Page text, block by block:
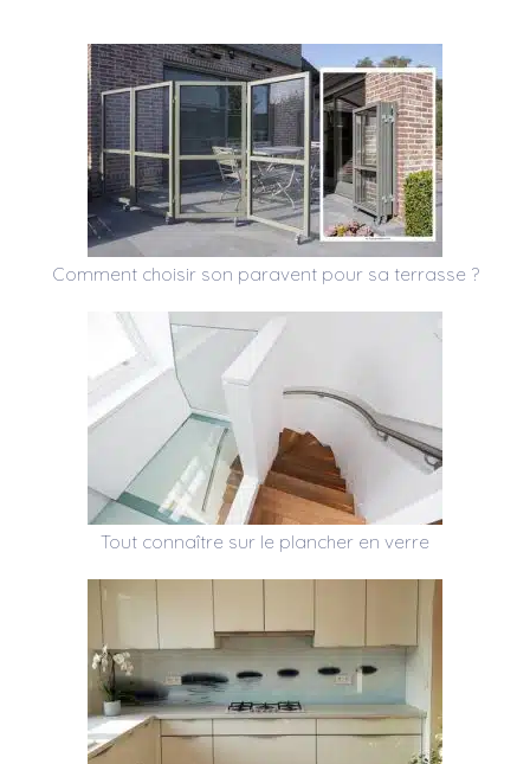
Comment choisir son paravent pour sa terrasse ?
Tout connaître sur le plancher en verre